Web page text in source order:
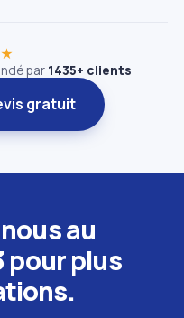
par 1435+ clients
gratuit
au
pour plus